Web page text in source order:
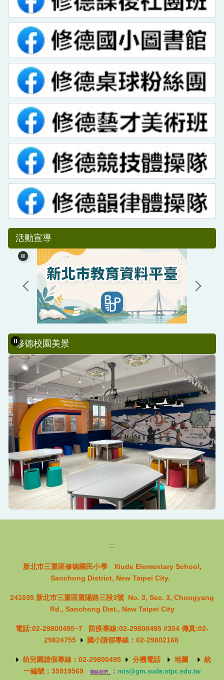
活動宣導
修德校園美景
:::
新北市三重區修德國民小學
Xiude Elementary School,
Sanchong District, New Taipei City.
241035 新北市三重區重陽路三段3號 No. 3, Sec. 3, Chongyang
Rd., Sanchong Dist., New Taipei City
電話:02-29800495~7 防疫專線:02-29800495 #304 傳真:02-
29824755
國小請假專線：02-29802168
幼兒園請假專線：02-29800495 分機電話 地圖
統
一編號：35919569
聯絡我們 ： mis@gm.sude.ntpc.edu.tw